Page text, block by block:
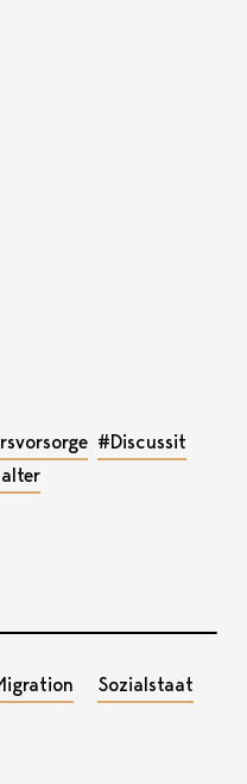
#Discussit
Sozialstaat